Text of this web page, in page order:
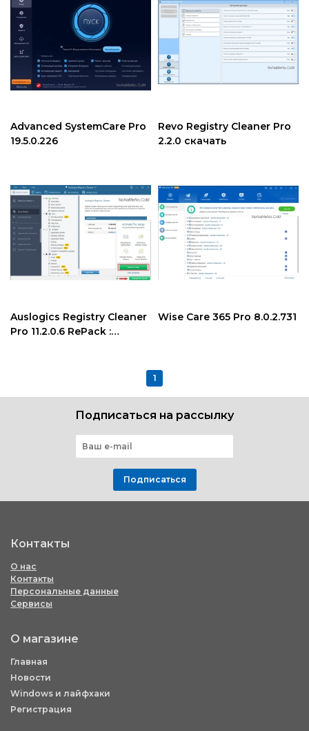
Advanced SystemCare Pro
19.5.0.226
Revo Registry Cleaner Pro
2.2.0 скачать
Auslogics Registry Cleaner
Pro 11.2.0.6 RePack :
Wise Care 365 Pro 8.0.2.731
1
Подписаться на рассылку
Подписаться
Контакты
О нас
Контакты
Персональные данные
Сервисы
О магазине
Главная
Новости
Windows и лайфхаки
Регистрация